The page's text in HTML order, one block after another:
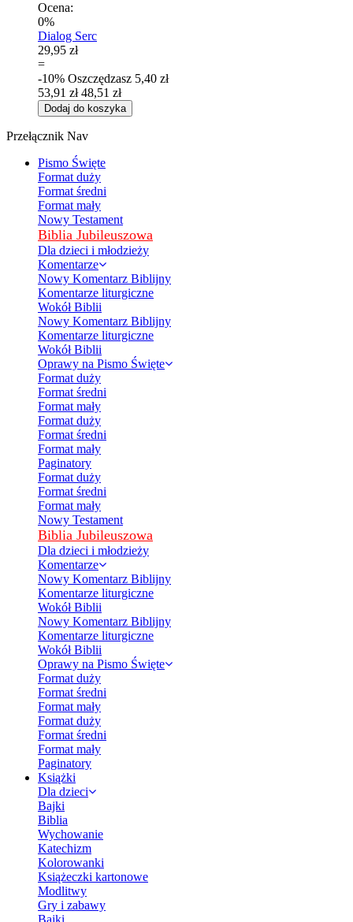
Ocena:
0%
Dialog Serc
29,95 zł
=
-10% Oszczędzasz 5,40 zł
53,91 zł 48,51 zł
Dodaj do koszyka
Przełącznik Nav
Pismo Święte
Format duży
Format średni
Format mały
Nowy Testament
Biblia Jubileuszowa
Dla dzieci i młodzieży
Komentarze
Nowy Komentarz Biblijny
Komentarze liturgiczne
Wokół Biblii
Nowy Komentarz Biblijny
Komentarze liturgiczne
Wokół Biblii
Oprawy na Pismo Święte
Format duży
Format średni
Format mały
Format duży
Format średni
Format mały
Paginatory
Format duży
Format średni
Format mały
Nowy Testament
Biblia Jubileuszowa
Dla dzieci i młodzieży
Komentarze
Nowy Komentarz Biblijny
Komentarze liturgiczne
Wokół Biblii
Nowy Komentarz Biblijny
Komentarze liturgiczne
Wokół Biblii
Oprawy na Pismo Święte
Format duży
Format średni
Format mały
Format duży
Format średni
Format mały
Paginatory
Książki
Dla dzieci
Bajki
Biblia
Wychowanie
Katechizm
Kolorowanki
Książeczki kartonowe
Modlitwy
Gry i zabawy
Bajki